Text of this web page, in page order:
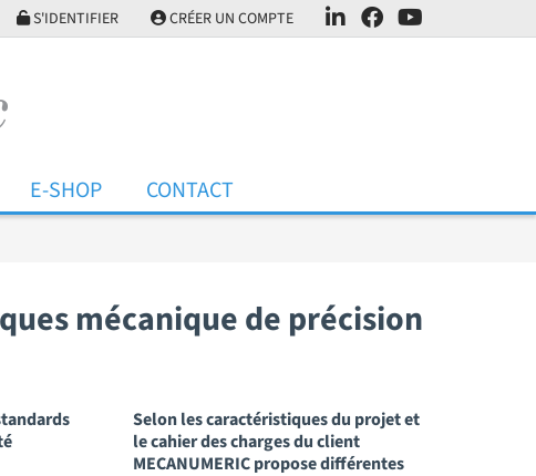
S'IDENTIFIER CRÉER UN COMPTE
E-SHOP CONTACT
mécanique de précision
Selon les caractéristiques du projet et
le cahier des charges du client
MECANUMERIC propose différentes